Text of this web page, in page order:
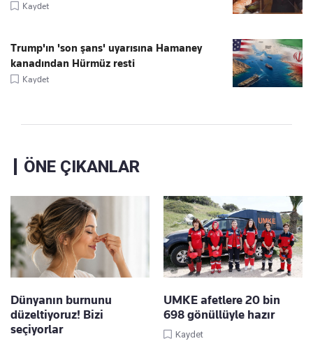
Kaydet
Trump'ın 'son şans' uyarısına Hamaney
kanadından Hürmüz resti
Kaydet
ÖNE ÇIKANLAR
Dünyanın burnunu
düzeltiyoruz! Bizi
seçiyorlar
UMKE afetlere 20 bin
698 gönüllüyle hazır
Kaydet